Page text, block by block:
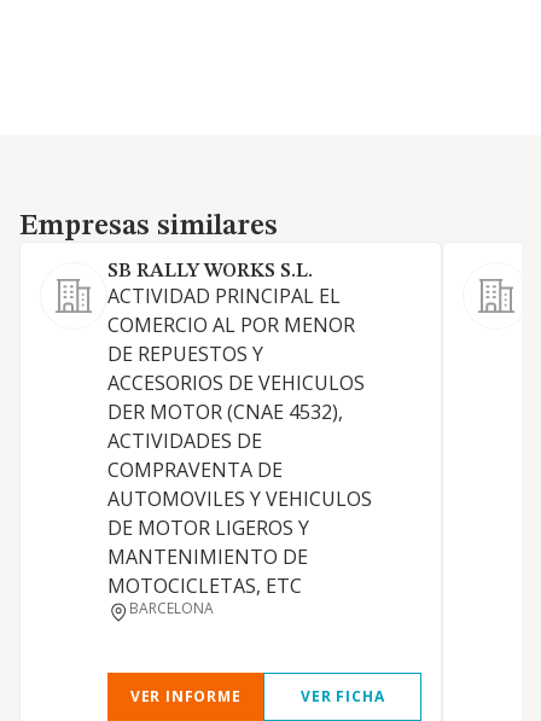
Empresas similares
Empresas similares
SB RALLY WORKS S.L.
ACTIVIDAD PRINCIPAL EL
COMERCIO AL POR MENOR
DE REPUESTOS Y
ACCESORIOS DE VEHICULOS
DER MOTOR (CNAE 4532),
ACTIVIDADES DE
COMPRAVENTA DE
AUTOMOVILES Y VEHICULOS
DE MOTOR LIGEROS Y
MANTENIMIENTO DE
MOTOCICLETAS, ETC
BARCELONA
VER INFORME VER FICHA